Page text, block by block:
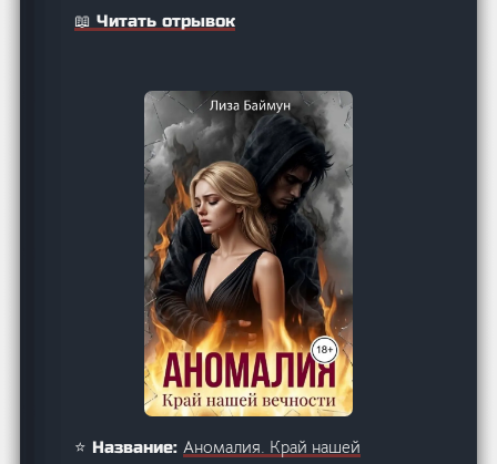
📖 Читать отрывок
⭐ Название:Аномалия. Край нашей